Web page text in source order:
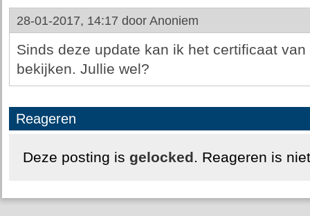
28-01-2017, 14:17 door Anoniem
Sinds deze update kan ik het certificaat
bekijken. Jullie wel?
Reageren
Deze posting is gelocked. Reageren is